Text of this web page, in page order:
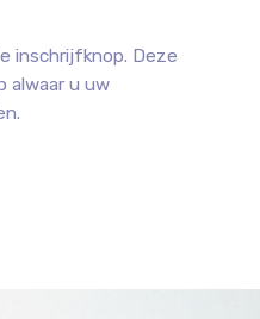
inschrijfknop. Deze
alwaar u uw